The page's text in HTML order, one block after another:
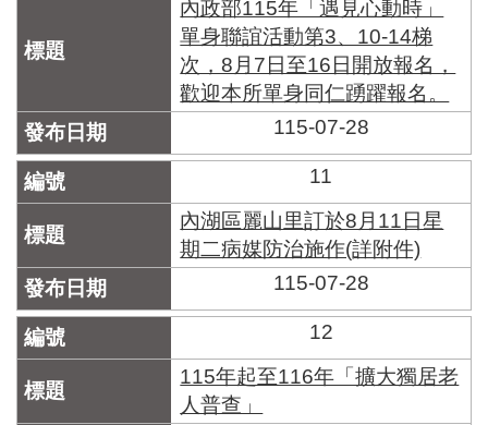
內政部115年「遇見心動時」
單身聯誼活動第3、10-14梯
次，8月7日至16日開放報名，
歡迎本所單身同仁踴躍報名。
115-07-28
11
內湖區麗山里訂於8月11日星
期二病媒防治施作(詳附件)
115-07-28
12
115年起至116年「擴大獨居老
人普查」